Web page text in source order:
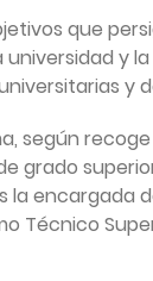
que
universidad y
y
según recoge
grado
la encargada
Técnico